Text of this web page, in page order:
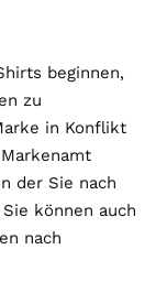
beginnen,
zu
in Konflikt
der Sie nach
können auch
nach